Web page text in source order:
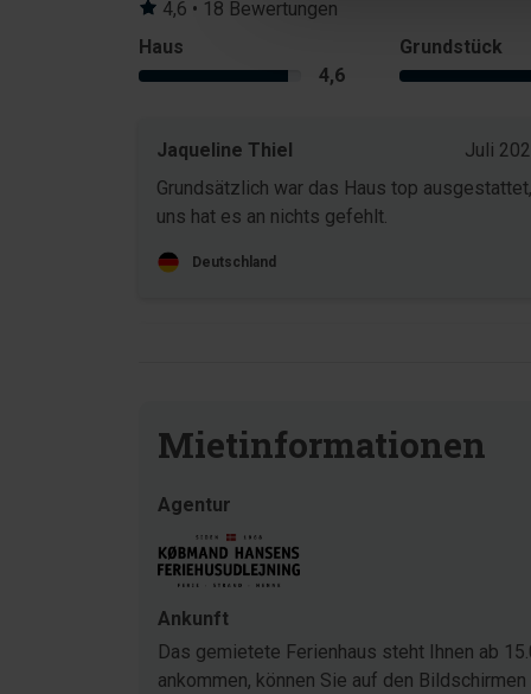
4,6 • 18 Bewertungen
Haus
4,6
Grundstück
Jaqueline Thiel
Juli
Grundsätzlich war das Haus top ausgestattet,
uns hat es an nichts gefehlt.
Deutschland
Mietinformationen
Agentur
Ankunft
Das gemietete Ferienhaus steht Ihnen ab
ankommen, können Sie auf den